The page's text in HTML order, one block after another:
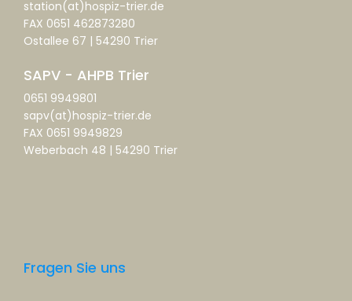
station(at)hospiz-trier.de
FAX 0651 462873280
Ostallee 67 | 54290 Trier
SAPV - AHPB Trier
0651 9949801
sapv(at)hospiz-trier.de
FAX 0651 9949829
Weberbach 48 | 54290 Trier
Fragen Sie uns